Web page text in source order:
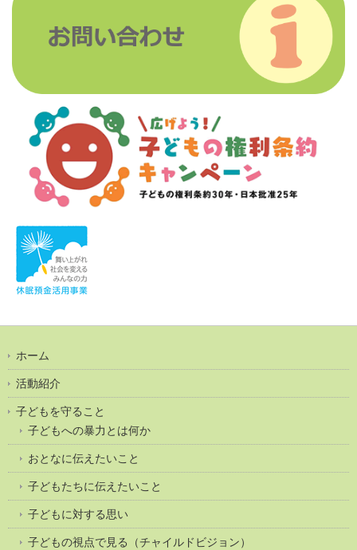
ホーム
活動紹介
子どもを守ること
子どもへの暴力とは何か
おとなに伝えたいこと
子どもたちに伝えたいこと
子どもに対する思い
子どもの視点で見る（チャイルドビジョン）